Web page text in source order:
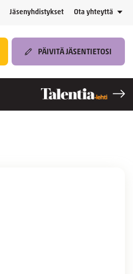
Jäsenyhdistykset Ota yhteyttä
PÄIVITÄ JÄSENTIETOSI